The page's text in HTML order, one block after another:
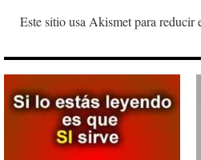
Este sitio usa Akismet para reducir